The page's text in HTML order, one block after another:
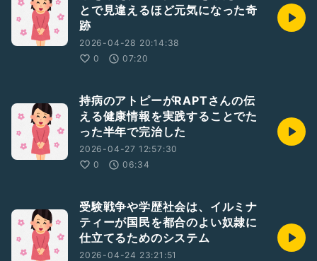
とで見違えるほど元気になった奇
跡
2026-04-28 20:14:38
0
07:20
持病のアトピーがRAPTさんの伝
える健康情報を実践することでた
った半年で完治した
2026-04-27 12:57:30
0
06:34
受験戦争や学歴社会は、イルミナ
ティーが国民を都合のよい奴隷に
仕立てるためのシステム
2026-04-24 23:21:51